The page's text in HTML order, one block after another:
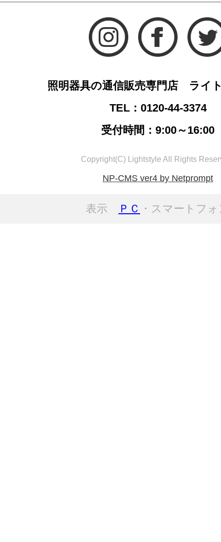
照明器具の通信販売専門店 ライ
TEL：0120-44-3374
受付時間：9:00～16:00
Copyright(C) Lightstyle All Rights
NP-CMS ver4 by Netprompt
表示 ＰＣ ・スマートフ